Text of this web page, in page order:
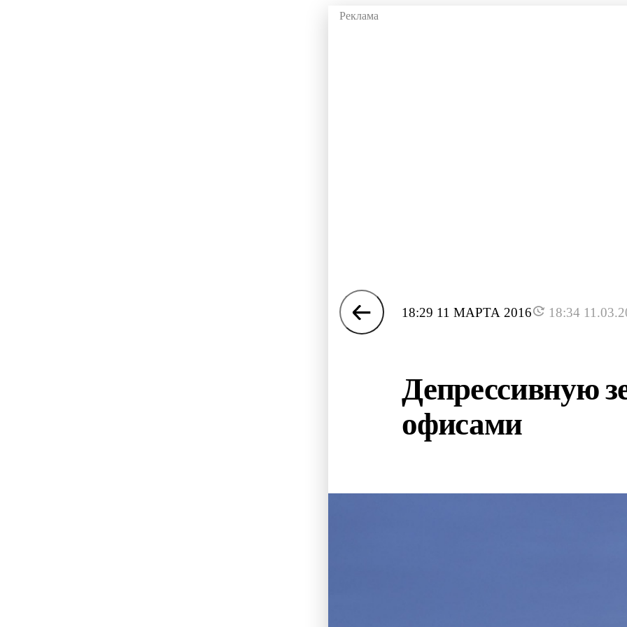
18:29 11 МАРТА 2016 18:34
Депрессивную
офисами